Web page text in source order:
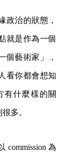
政治的狀態，
就是作為一個
個藝術家」，
看你都會想知
有什麼樣的關
多。
commission 為